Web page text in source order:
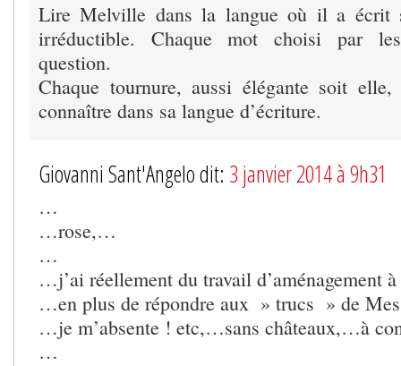
Lire Melville dans la langue où il a écrit
irréductible. Chaque mot choisi par
question.
Chaque tournure, aussi élégante soit
connaître dans sa langue d’écriture.
Giovanni Sant'Angelo dit: 3 janvier 2014 à 9h31
…
…rose,…
…
…j’ai réellement du travail d’aménagement
…en plus de répondre aux » trucs » de
…je m’absente ! etc,…sans châteaux,…à
…